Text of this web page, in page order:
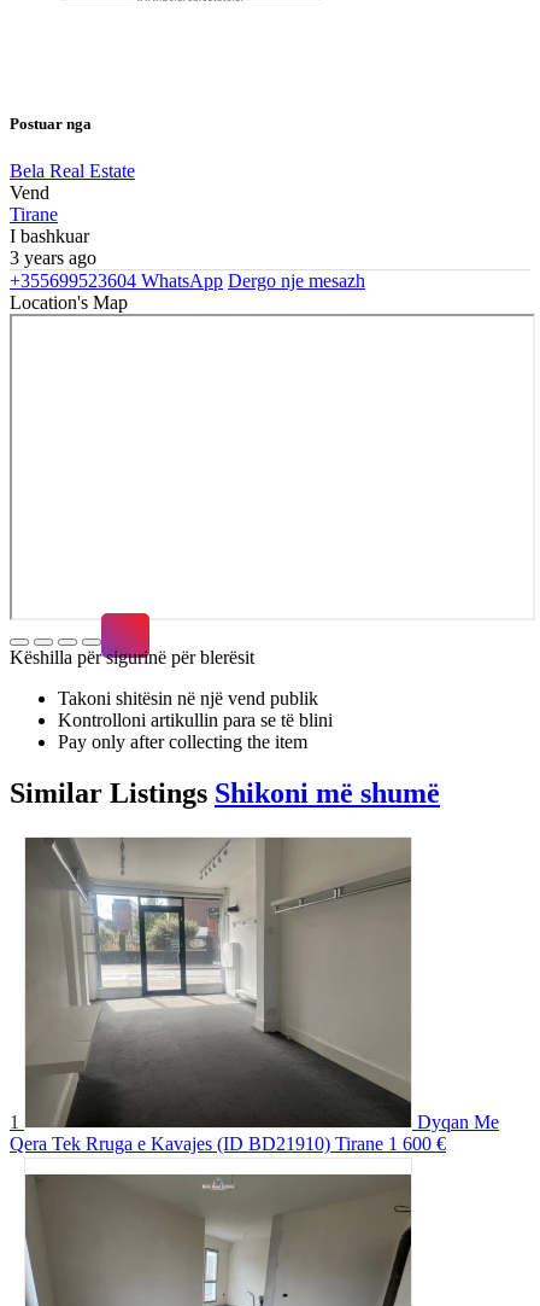
Postuar nga
Bela Real Estate
Vend
Tirane
I bashkuar
3 years ago
+355699523604 WhatsApp Dergo nje mesazh
Location's Map
Këshilla për sigurinë për blerësit
Takoni shitësin në një vend publik
Kontrolloni artikullin para se të blini
Pay only after collecting the item
Similar Listings Shikoni më shumë
1
Dyqan Me
Qera Tek Rruga e Kavajes (ID BD21910) Tirane 1 600 €